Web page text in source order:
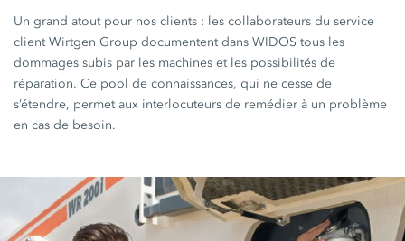
Un grand atout pour nos clients : les collaborateurs du service
client Wirtgen Group documentent dans WIDOS tous les
dommages subis par les machines et les possibilités de
réparation. Ce pool de connaissances, qui ne cesse de
s’étendre, permet aux interlocuteurs de remédier à un problème
en cas de besoin.